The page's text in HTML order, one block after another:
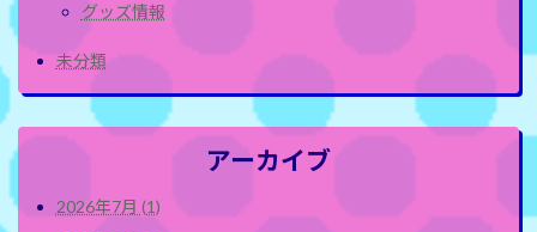
グッズ情報
未分類
アーカイブ
2026年7月 (1)